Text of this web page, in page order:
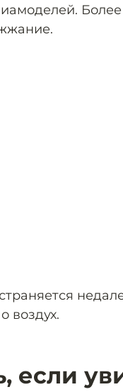
воздух.
если